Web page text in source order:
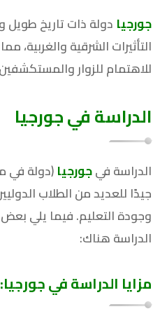
جورجيا دولة ذات تاريخ طويل
التأثيرات الشرقية والغربية،
للاهتمام للزوار
الدراسة في جورجيا
الدراسة فيجورجيا(دولة في
جيدًا للعديد من الطلاب
وجودة التعليم. فيما يلي
الدراسة هناك:
مزايا الدراسة في جورجيا: